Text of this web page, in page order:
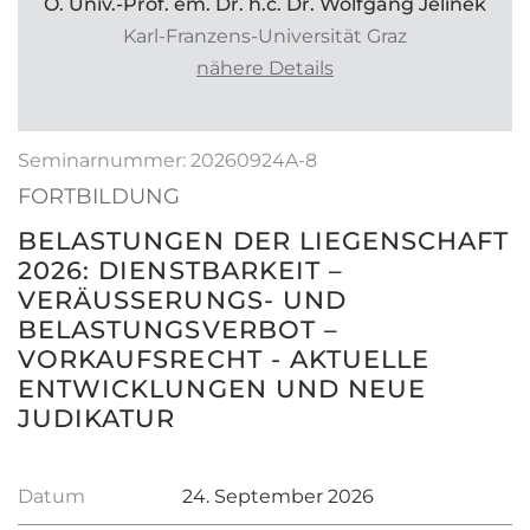
Karl-Franzens-Universität Graz
nähere Details
Seminarnummer: 20260924A-8
FORTBILDUNG
BELASTUNGEN DER LIEGENSCHAFT
2026: DIENSTBARKEIT –
VERÄUSSERUNGS- UND B
ELASTUNGSVERBOT – V
ORKAUFSRECHT - AKTUELLE E
NTWICKLUNGEN UND NEUE J
UDIKATUR
Datum 24. September 2026